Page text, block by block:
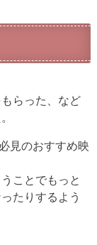
らった、など
見のおすすめ映
ことでもっと
たりするよう